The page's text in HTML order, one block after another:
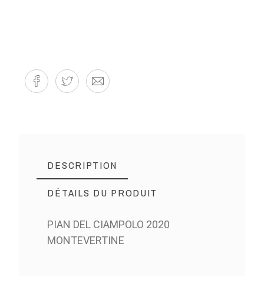
DESCRIPTION
DÉTAILS DU PRODUIT
PIAN DEL CIAMPOLO 2020
MONTEVERTINE